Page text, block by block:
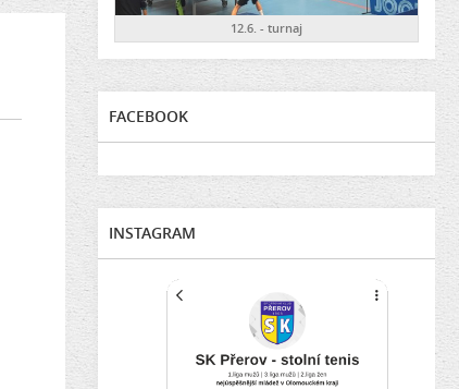
12.6. - turnaj
FACEBOOK
INSTAGRAM